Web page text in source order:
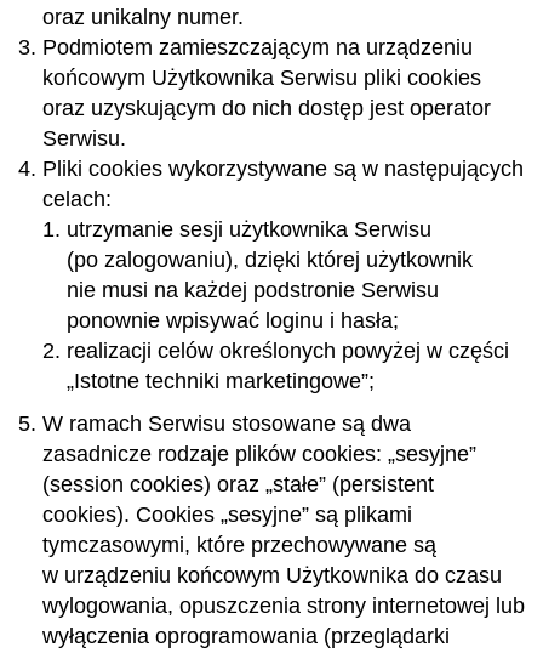
oraz unikalny numer.
Podmiotem zamieszczającym na urządzeniu
końcowym Użytkownika Serwisu pliki cookies
oraz uzyskującym do nich dostęp jest operator
Serwisu.
Pliki cookies wykorzystywane są w następujących
celach:
utrzymanie sesji użytkownika Serwisu
(po zalogowaniu), dzięki której użytkownik
nie musi na każdej podstronie Serwisu
ponownie wpisywać loginu i hasła;
realizacji celów określonych powyżej w części
„Istotne techniki marketingowe”;
W ramach Serwisu stosowane są dwa
zasadnicze rodzaje plików cookies: „sesyjne”
(session cookies) oraz „stałe” (persistent
cookies). Cookies „sesyjne” są plikami
tymczasowymi, które przechowywane są
w urządzeniu końcowym Użytkownika do czasu
wylogowania, opuszczenia strony internetowej lub
wyłączenia oprogramowania (przeglądarki